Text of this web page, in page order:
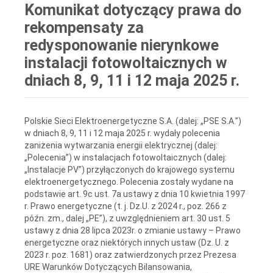
Komunikat dotyczący prawa do
rekompensaty za
redysponowanie nierynkowe
instalacji fotowoltaicznych w
dniach 8, 9, 11 i 12 maja 2025 r.
Polskie Sieci Elektroenergetyczne S.A. (dalej: „PSE S.A.”)
w dniach 8, 9, 11 i 12 maja 2025 r. wydały polecenia
zaniżenia wytwarzania energii elektrycznej (dalej:
„Polecenia”) w instalacjach fotowoltaicznych (dalej:
„Instalacje PV”) przyłączonych do krajowego systemu
elektroenergetycznego. Polecenia zostały wydane na
podstawie art. 9c ust. 7a ustawy z dnia 10 kwietnia 1997
r. Prawo energetyczne (t. j. Dz.U. z 2024 r., poz. 266 z
późn. zm., dalej „PE”), z uwzględnieniem art. 30 ust. 5
ustawy z dnia 28 lipca 2023r. o zmianie ustawy – Prawo
energetyczne oraz niektórych innych ustaw (Dz. U. z
2023 r. poz. 1681) oraz zatwierdzonych przez Prezesa
URE Warunków Dotyczących Bilansowania,